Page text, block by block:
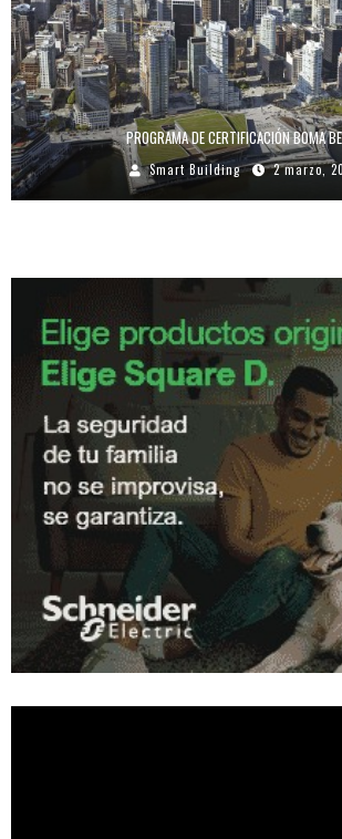
PROGRAMA DE CERTIFICACIÓN BOMA
Smart Building 2 marzo,